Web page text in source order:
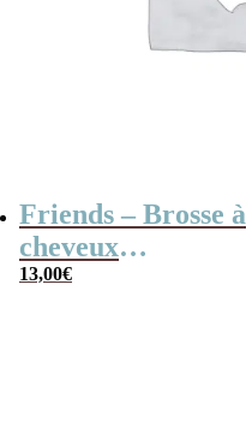
Friends – Brosse à
cheveux
démêlante dinde
13,00€